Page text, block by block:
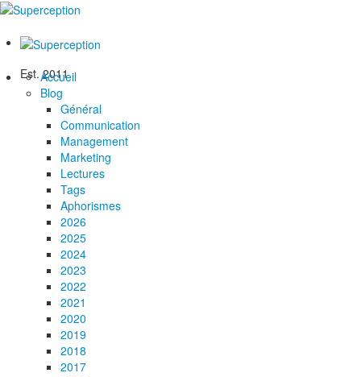
Est. 2011
Accueil
Blog
Général
Communication
Management
Marketing
Lectures
Tags
Aphorismes
2026
2025
2024
2023
2022
2021
2020
2019
2018
2017